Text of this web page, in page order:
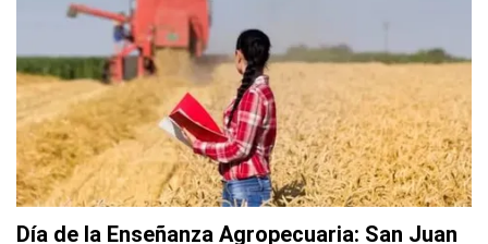
Día de la Enseñanza Agropecuaria: San Juan